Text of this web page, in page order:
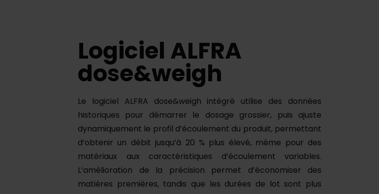
Logiciel ALFRA
dose&weigh
Le logiciel ALFRA dose&weigh intégré utilise des données
historiques pour démarrer le dosage grossier, puis ajuste
dynamiquement le profil d’écoulement du produit, permettant
d’obtenir un débit jusqu’à 20 % plus élevé, même pour des
matériaux aux caractéristiques d’écoulement variables.
L’amélioration de la précision permet d’économiser des
matières premières, tandis que les durées de lot sont plus